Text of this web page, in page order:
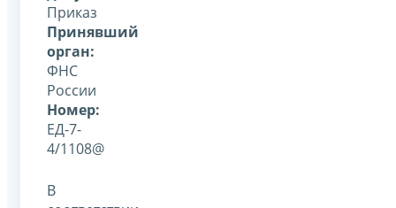
Приказ
Принявший
орган:
ФНС
России
Номер:
ЕД-7-
4/1108@
В